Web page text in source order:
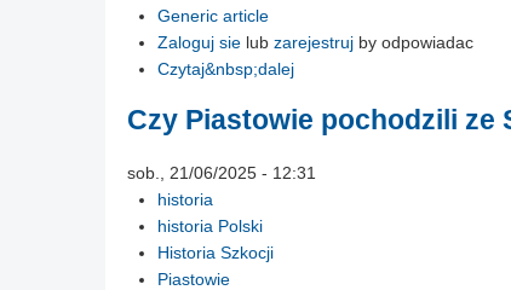
Generic article
Zaloguj sie lub zarejestruj by odpowiadac
Czytaj&nbsp;dalej
Czy Piastowie pochodzili ze
sob., 21/06/2025 - 12:31
historia
historia Polski
Historia Szkocji
Piastowie